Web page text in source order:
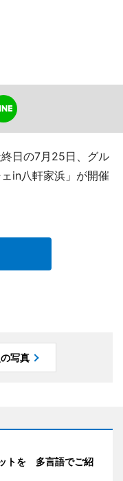
日の7月25日、グル
in八軒家浜」が開催
写真
トを 多言語でご紹